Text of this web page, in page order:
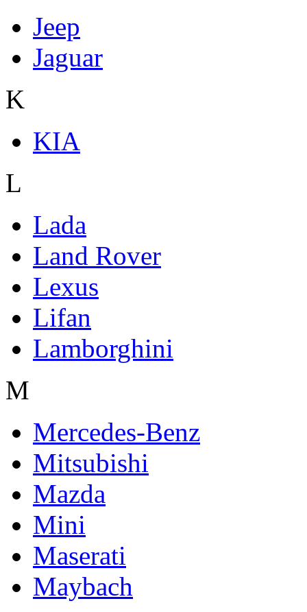
Jeep
Jaguar
K
KIA
L
Lada
Land Rover
Lexus
Lifan
Lamborghini
M
Mercedes-Benz
Mitsubishi
Mazda
Mini
Maserati
Maybach